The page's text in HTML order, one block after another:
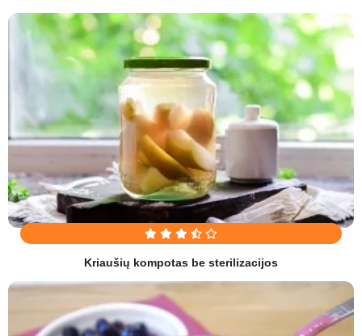
Kriaušių kompotas be sterilizacijos